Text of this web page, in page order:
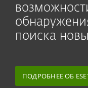
поиска
ПОДРОБНЕЕ ОБ ESET